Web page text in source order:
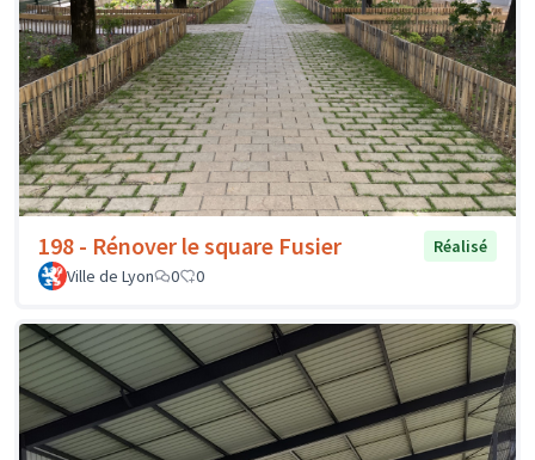
198 - Rénover le square Fusier
Réalisé
Ville de Lyon
0 0